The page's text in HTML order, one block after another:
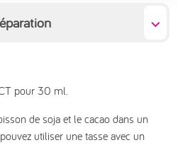
pour 30 ml.
de soja et le cacao dans un
utiliser une tasse avec un